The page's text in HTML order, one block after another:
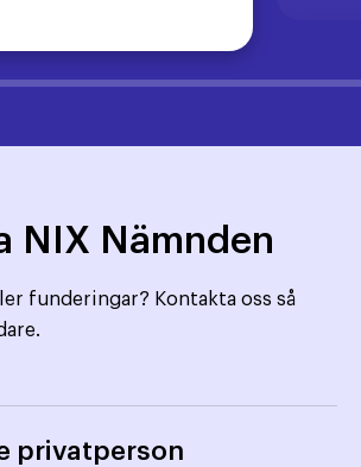
NIX Nämnden
funderingar? Kontakta oss så
privatperson